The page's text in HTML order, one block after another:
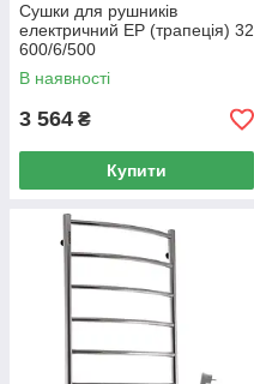
Сушки для рушників
електричний EP (трапеція) 32
600/6/500
В наявності
3 564 ₴
Купити